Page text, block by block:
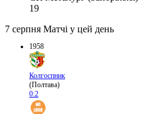
19
7 серпня Матчі у цей день
1958
Колгоспник
(Полтава)
0:2